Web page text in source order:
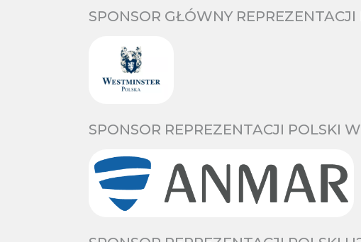
SPONSOR GŁÓWNY
SPONSOR REPREZENTACJI POLSKI